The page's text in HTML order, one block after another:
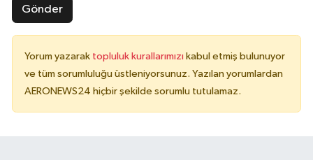
Gönder
Yorum yazarak topluluk kurallarımızı kabul etmiş bulunuyor
ve tüm sorumluluğu üstleniyorsunuz. Yazılan yorumlardan
AERONEWS24 hiçbir şekilde sorumlu tutulamaz.